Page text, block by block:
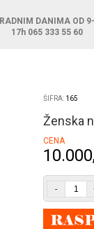
RADNIM DANIMA OD 9-
17h 065 333 55 60
ŠIFRA: 165
Ženska
CENA
-